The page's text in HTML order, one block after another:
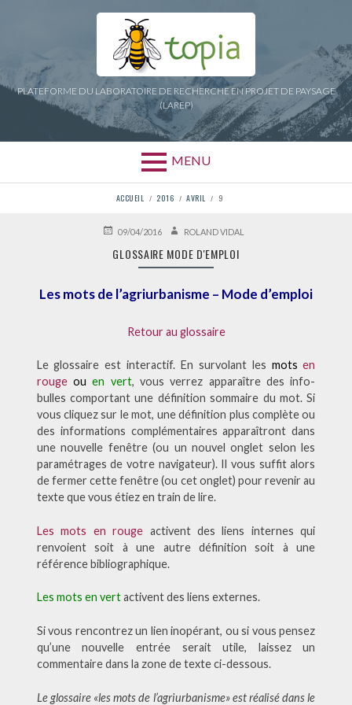
PLATEFORME DU LABORATOIRE DE RECHERCHE EN PROJET DE PAYSAGE
(LAREP)
MENU
D'ARIANE
ACCUEIL 2016 AVRIL 9
PUBLIÉ09/04/2016 AUTEURROLAND VIDAL
GLOSSAIRE MODE D'EMPLOI
Les mots de l’agriurbanisme – Mode d’emploi
Retour au glossaire
Le glossaire est interactif. En survolant les mots en
rouge ou en vert, vous verrez apparaître des info-
bulles comportant une définition sommaire du mot. Si
vous cliquez sur le mot, une définition plus complète ou
des informations complémentaires apparaîtront dans
une nouvelle fenêtre (ou un nouvel onglet selon les
paramétrages de votre navigateur). Il vous suffit alors
de fermer cette fenêtre (ou cet onglet) pour revenir au
texte que vous étiez en train de lire.
Les mots en rouge activent des liens internes qui
renvoient soit à une autre définition soit à une
référence bibliographique.
Les mots en vertactivent des liens externes.
Si vous rencontrez un lien inopérant, ou si vous pensez
qu’une nouvelle entrée serait utile, laissez un
commentaire dans la zone de texte ci-dessous.
Le glossaire «les mots de l’agriurbanisme» est réalisé dans le